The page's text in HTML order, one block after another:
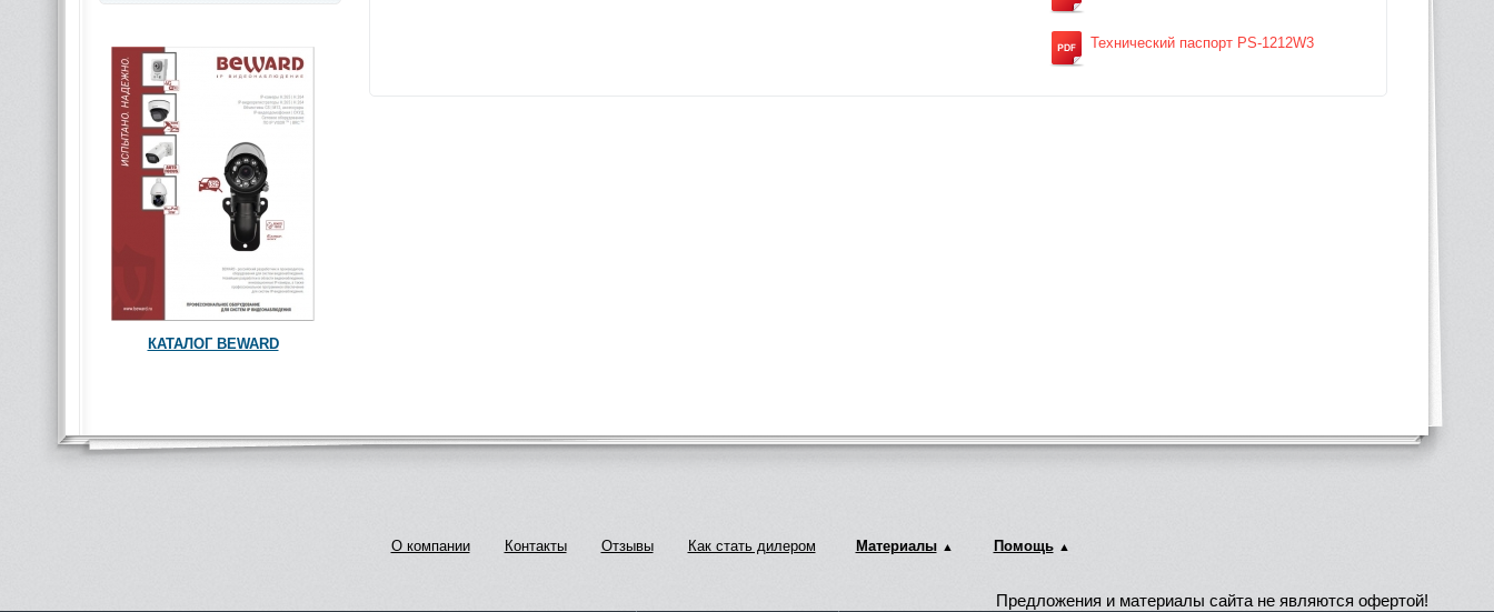
Технический паспорт PS-1212W3
КАТАЛОГ BEWARD
О компании Контакты Отзывы Как стать дилером Материалы Помощь
Предложения и материалы сайта не являются офертой!